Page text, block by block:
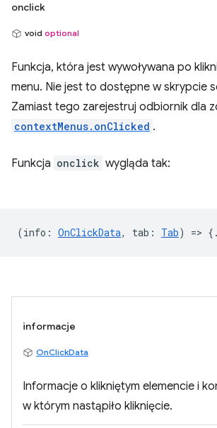
onclick
void optional
Funkcja, która jest wywoływana po
menu. Nie jest to dostępne w skrypcie
Zamiast tego zarejestruj odbiornik dla
contextMenus.onClicked .
Funkcja onclick wygląda tak:
(info : OnClickData, tab : Tab) =>
informacje
OnClickData
Informacje o klikniętym elemencie i
w którym nastąpiło kliknięcie.